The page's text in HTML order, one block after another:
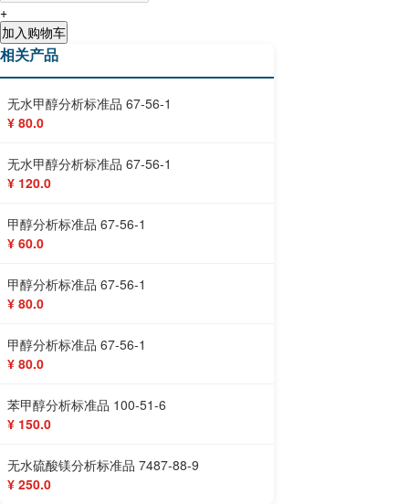
+
加入购物车
相关产品
无水甲醇分析标准品 67-56-1
¥ 80.0
无水甲醇分析标准品 67-56-1
¥ 120.0
甲醇分析标准品 67-56-1
¥ 60.0
甲醇分析标准品 67-56-1
¥ 80.0
甲醇分析标准品 67-56-1
¥ 80.0
苯甲醇分析标准品 100-51-6
¥ 150.0
无水硫酸镁分析标准品 7487-88-9
¥ 250.0